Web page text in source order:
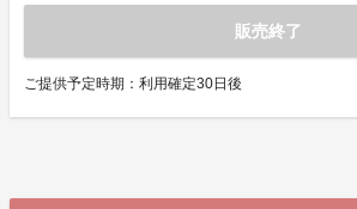
販売終了
ご提供予定時期：利用確定30日後